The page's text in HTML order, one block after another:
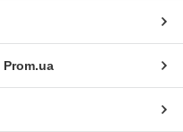
Prom.ua